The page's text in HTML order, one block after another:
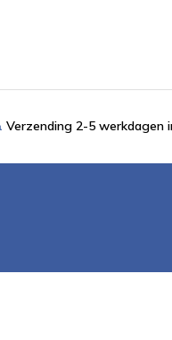
Verzending 2-5 werkdagen